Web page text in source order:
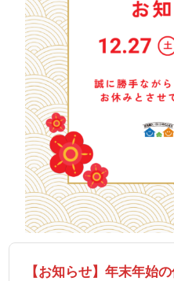
【お知らせ】年末年始